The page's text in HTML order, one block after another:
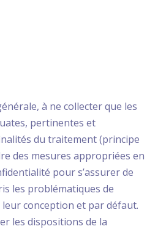
à ne collecter que les
pertinentes et
du traitement (principe
des mesures appropriées en
pour s’assurer de
les problématiques de
conception et par défaut.
les dispositions de la